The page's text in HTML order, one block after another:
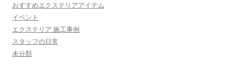
おすすめエクステリアアイテム
イベント
エクステリア 施工事例
スタッフの日常
未分類